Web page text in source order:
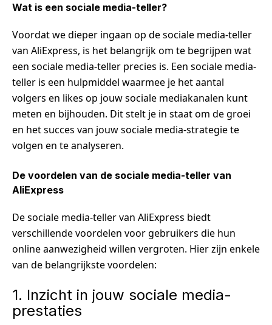
Wat is een sociale media-teller?
Voordat we dieper ingaan op de sociale media-teller
van AliExpress, is het belangrijk om te begrijpen wat
een sociale media-teller precies is. Een sociale media-
teller is een hulpmiddel waarmee je het aantal
volgers en likes op jouw sociale mediakanalen kunt
meten en bijhouden. Dit stelt je in staat om de groei
en het succes van jouw sociale media-strategie te
volgen en te analyseren.
De voordelen van de sociale media-teller van
AliExpress
De sociale media-teller van AliExpress biedt
verschillende voordelen voor gebruikers die hun
online aanwezigheid willen vergroten. Hier zijn enkele
van de belangrijkste voordelen:
1. Inzicht in jouw sociale media-
prestaties